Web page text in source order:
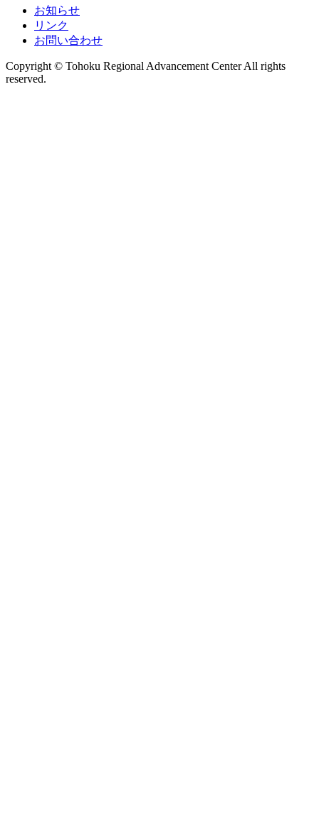
お知らせ
リンク
お問い合わせ
Copyright © Tohoku Regional Advancement Center All rights
reserved.